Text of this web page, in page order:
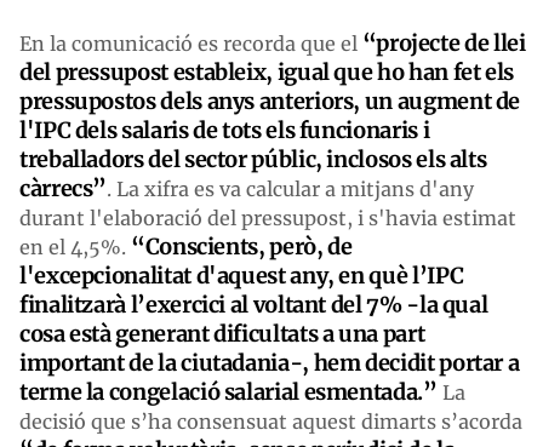
En la comunicació es recorda que el “projecte de llei
del pressupost estableix, igual que ho han fet els
pressupostos dels anys anteriors, un augment de
l'IPC dels salaris de tots els funcionaris i
treballadors del sector públic, inclosos els alts
càrrecs”. La xifra es va calcular a mitjans d'any
durant l'elaboració del pressupost, i s'havia estimat
en el 4,5%. “Conscients, però, de
l'excepcionalitat d'aquest any, en què l’IPC
finalitzarà l’exercici al voltant del 7% -la qual
cosa està generant dificultats a una part
important de la ciutadania-, hem decidit portar a
terme la congelació salarial esmentada.” La
decisió que s’ha consensuat aquest dimarts s’acorda